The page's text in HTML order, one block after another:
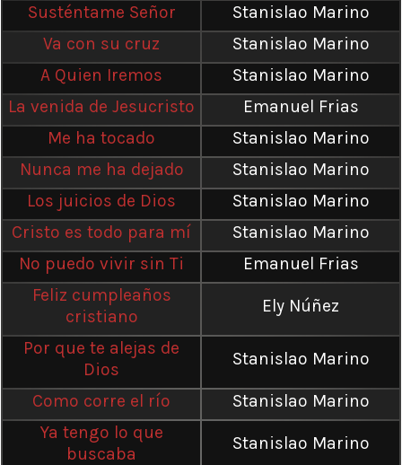
Susténtame Señor
Stanislao Marino
Va con su cruz
Stanislao Marino
A Quien Iremos
Stanislao Marino
La venida de Jesucristo
Emanuel Frias
Me ha tocado
Stanislao Marino
Nunca me ha dejado
Stanislao Marino
Los juicios de Dios
Stanislao Marino
Cristo es todo para mí
Stanislao Marino
No puedo vivir sin Ti
Emanuel Frias
Feliz cumpleaños
cristiano
Ely Núñez
Por que te alejas de
Dios
Stanislao Marino
Como corre el río
Stanislao Marino
Ya tengo lo que
buscaba
Stanislao Marino